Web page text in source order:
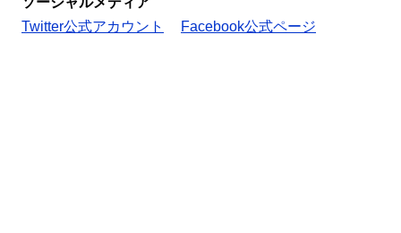
Twitter公式アカウント
Facebook公式ページ